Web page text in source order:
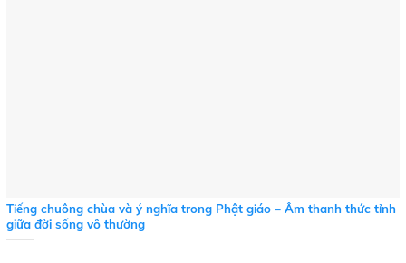
Tiếng chuông chùa và ý nghĩa trong Phật giáo – Âm thanh thức tỉnh
giữa đời sống vô thường